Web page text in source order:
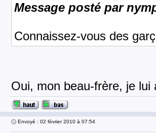
Message posté par
Connaissez-vous des
Oui, mon beau-frère, je
Envoyé : 02 février 2010 à 07:54